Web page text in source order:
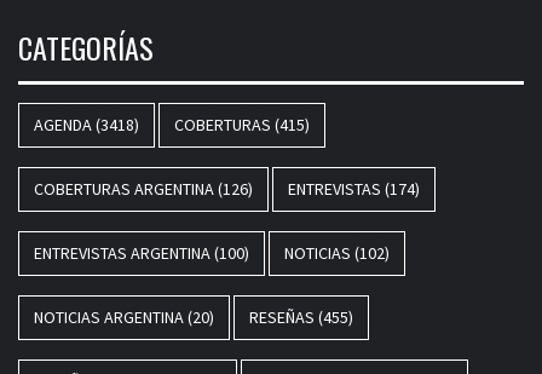
CATEGORÍAS
AGENDA(3418) COBERTURAS (415)
COBERTURAS ARGENTINA(126) ENTREVISTAS (174)
ENTREVISTAS ARGENTINA(100) NOTICIAS (102)
NOTICIAS ARGENTINA(20) RESEÑAS (455)